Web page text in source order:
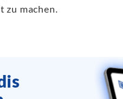
zu machen.